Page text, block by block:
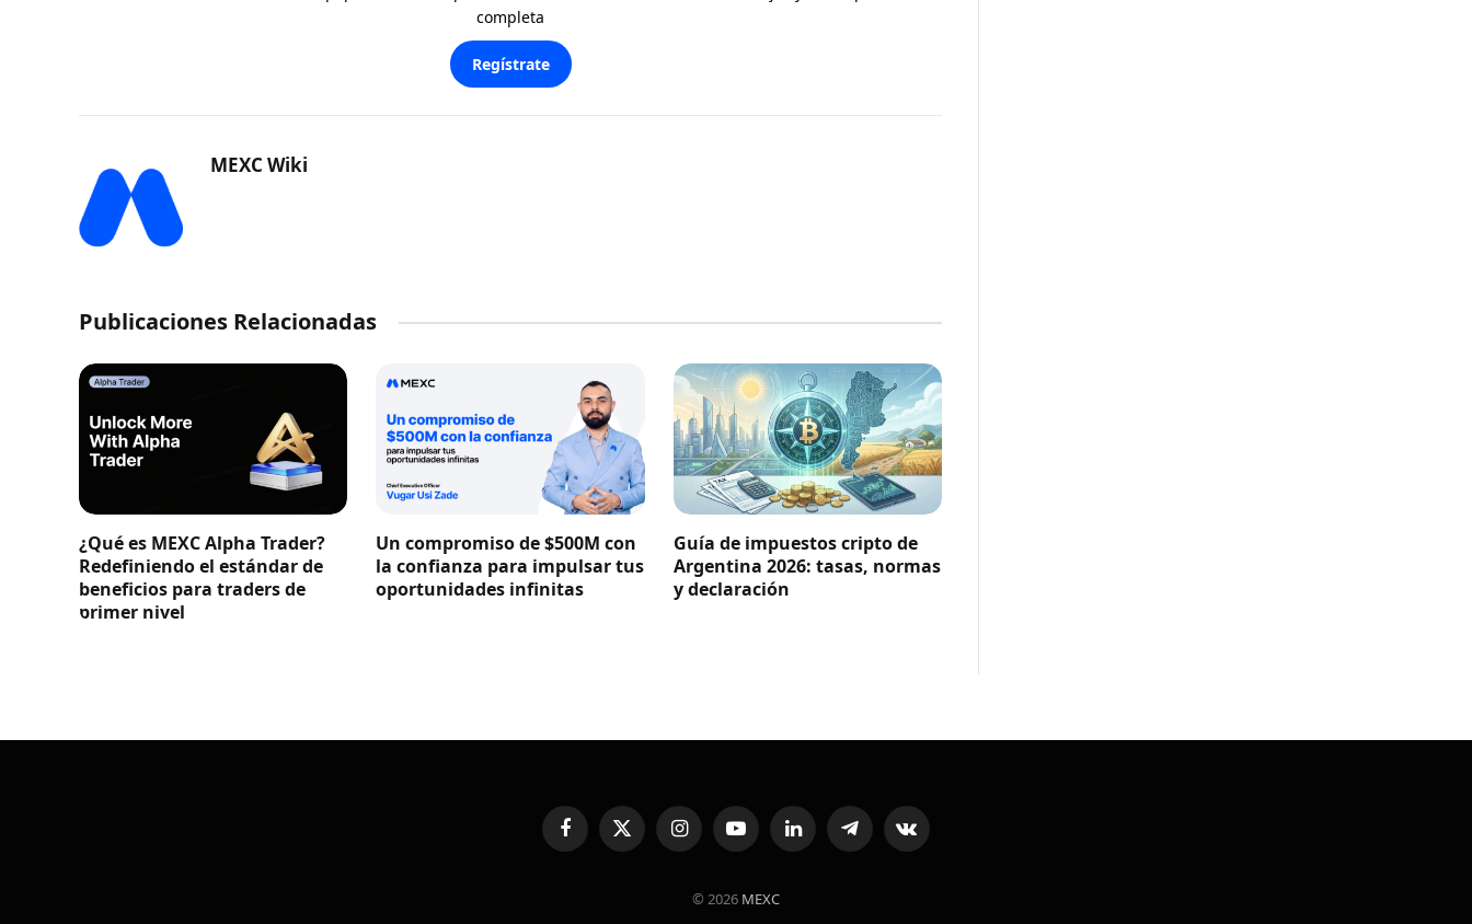
completa
Regístrate
MEXC Wiki
Publicaciones Relacionadas
¿Qué es MEXC Alpha Trader?
Redefiniendo el estándar de
beneficios para traders de
primer nivel
Un compromiso de $500M con
la confianza para impulsar tus
oportunidades infinitas
Guía de impuestos cripto de
Argentina 2026: tasas, normas
y declaración
FacebookX
(Twitter)
InstagramYouTubeLinkedInTelegramVKontakte
© 2026 MEXC